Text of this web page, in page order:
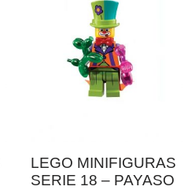
LEGO MINIFIGURAS
SERIE 18 – PAYASO